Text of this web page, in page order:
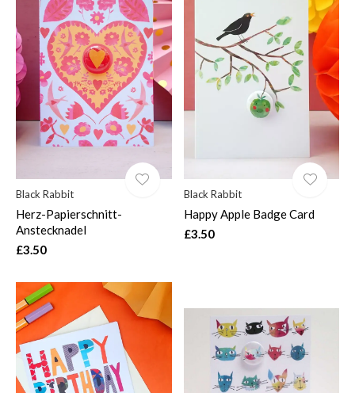
Black Rabbit
Herz-Papierschnitt-
Anstecknadel
£3.50
Black Rabbit
Happy Apple Badge Card
£3.50